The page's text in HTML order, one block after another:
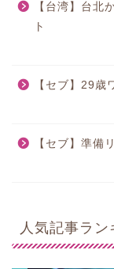
【台湾】台北
ト
【セブ】29歳
【セブ】準備
人気記事ラ